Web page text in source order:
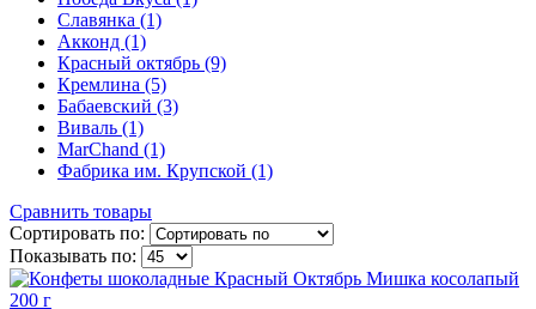
Славянка (1)
Акконд (1)
Красный октябрь (9)
Кремлина (5)
Бабаевский (3)
Виваль (1)
MarChand (1)
Фабрика им. Крупской (1)
Сравнить товары
Сортировать по:
Показывать по: